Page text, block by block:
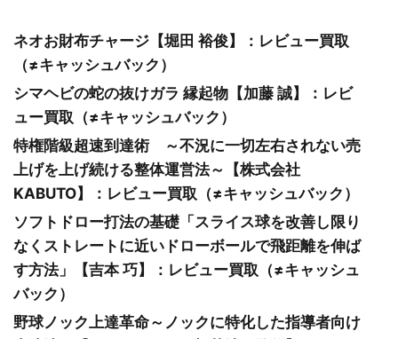
ネオお財布チャージ【堀田 裕俊】：レビュー買取
（≠キャッシュバック）
シマヘビの蛇の抜けガラ 縁起物【加藤 誠】：レビ
ュー買取（≠キャッシュバック）
特権階級超速到達術 ～不況に一切左右されない売
上げを上げ続ける整体運営法～【株式会社
KABUTO】：レビュー買取（≠キャッシュバック）
ソフトドロー打法の基礎「スライス球を改善し限り
なくストレートに近いドローボールで飛距離を伸ば
す方法」【吉本 巧】：レビュー買取（≠キャッシュ
バック）
野球ノック上達革命～ノックに特化した指導者向け